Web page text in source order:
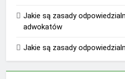
Jakie są zasady
adwokatów
Jakie są zasady